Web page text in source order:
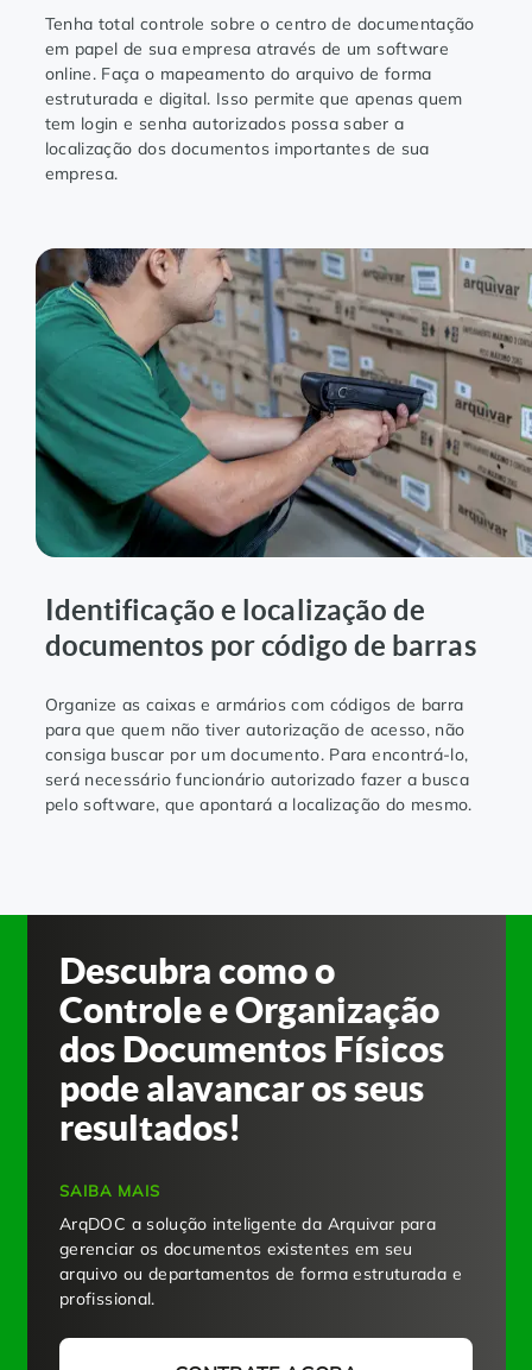
Tenha total controle sobre o centro de documentação
em papel de sua empresa através de um software
online. Faça o mapeamento do arquivo de forma
estruturada e digital. Isso permite que apenas quem
tem login e senha autorizados possa saber a
localização dos documentos importantes de sua
empresa.
Identificação e localização de
documentos por código de barras
Organize as caixas e armários com códigos de barra
para que quem não tiver autorização de acesso, não
consiga buscar por um documento. Para encontrá-lo,
será necessário funcionário autorizado fazer a busca
pelo software, que apontará a localização do mesmo.
Descubra como o
Controle e Organização
dos Documentos Físicos
pode alavancar os seus
resultados!
SAIBA MAIS
ArqDOC a solução inteligente da Arquivar para
gerenciar os documentos existentes em seu
arquivo ou departamentos de forma estruturada e
profissional.